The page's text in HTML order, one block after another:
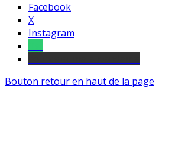
Facebook
X
Instagram
Bouton retour en haut de la page